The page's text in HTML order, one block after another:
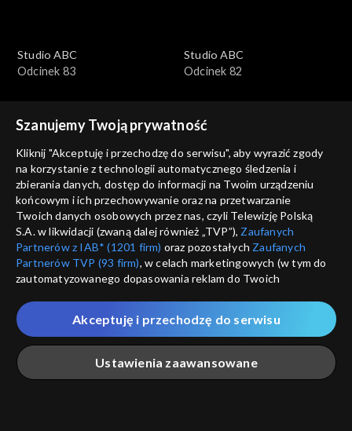
Studio ABC
Odcinek 83
Studio ABC
Odcinek 82
Studio ABC
Odcinek 81
Studio ABC
Odcinek 80
Studio ABC
Odcinek 79
Studio ABC
Odcinek 78
Szanujemy Twoją prywatność
Kliknij "Akceptuję i przechodzę do serwisu", aby wyrazić zgody
na korzystanie z technologii automatycznego śledzenia i
zbierania danych, dostęp do informacji na Twoim urządzeniu
końcowym i ich przechowywanie oraz na przetwarzanie
Twoich danych osobowych przez nas, czyli Telewizję Polską
S.A. w likwidacji (zwaną dalej również „TVP”), Zaufanych
Partnerów z IAB* (1201 firm) oraz pozostałych Zaufanych
Partnerów TVP (93 firm), w celach marketingowych (w tym do
zautomatyzowanego dopasowania reklam do Twoich
które wskazujemy poniżej, a także zgody na udostępnianie
przez nas identyfikatora PPID do Google.
Twoje dane osobowe zbierane podczas odwiedzania przez
Ciebie naszych
poszczególnych serwisówzwanych dalej
„Portalem”, w tym informacje zapisywane za pomocą
Ustawienia zaawansowane
Akceptuję i przechodzę do serwisu